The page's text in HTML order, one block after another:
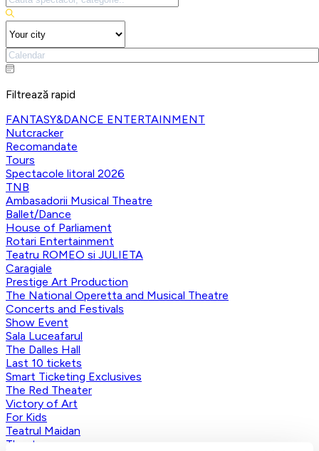
Filtrează rapid
FANTASY&DANCE ENTERTAINMENT
Nutcracker
Recomandate
Tours
Spectacole litoral 2026
TNB
Ambasadorii Musical Theatre
Ballet/Dance
House of Parliament
Rotari Entertainment
Teatru ROMEO si JULIETA
Caragiale
Prestige Art Production
The National Operetta and Musical Theatre
Concerts and Festivals
Show Event
Sala Luceafarul
The Dalles Hall
Last 10 tickets
Smart Ticketing Exclusives
The Red Theater
Victory of Art
For Kids
Teatrul Maidan
Theater